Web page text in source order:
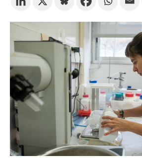
Subscriu-te als butlletins de la URV
CATALÀ ESPAÑOL